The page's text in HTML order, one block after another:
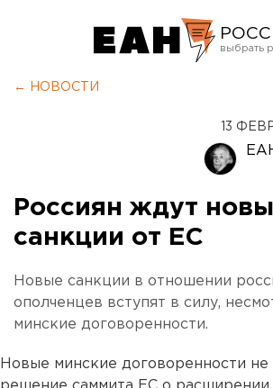
← НОВОСТИ
13
Россиян ждут
санкции от ЕС
Новые санкции в отношении
ополченцев вступят в силу,
минские договоренности.
Новые минские договоренности не